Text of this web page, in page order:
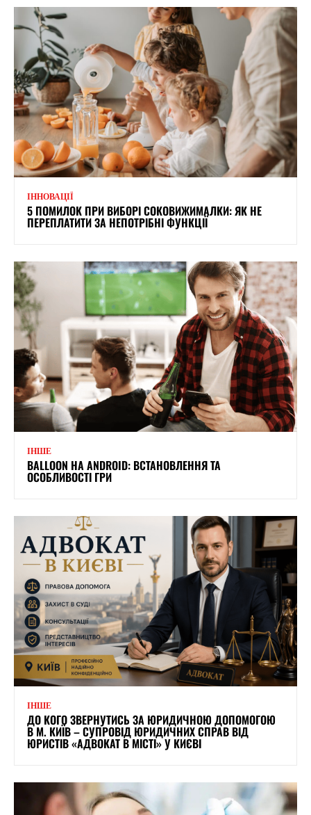
ІННОВАЦІЇ
5 ПОМИЛОК ПРИ ВИБОРІ СОКОВИЖИМАЛКИ: ЯК НЕ
ПЕРЕПЛАТИТИ ЗА НЕПОТРІБНІ ФУНКЦІЇ
ІНШЕ
BALLOON НА ANDROID: ВСТАНОВЛЕННЯ ТА
ОСОБЛИВОСТІ ГРИ
ІНШЕ
ДО КОГО ЗВЕРНУТИСЬ ЗА ЮРИДИЧНОЮ ДОПОМОГОЮ
В М. КИЇВ – СУПРОВІД ЮРИДИЧНИХ СПРАВ ВІД
ЮРИСТІВ «АДВОКАТ В МІСТІ» У КИЄВІ